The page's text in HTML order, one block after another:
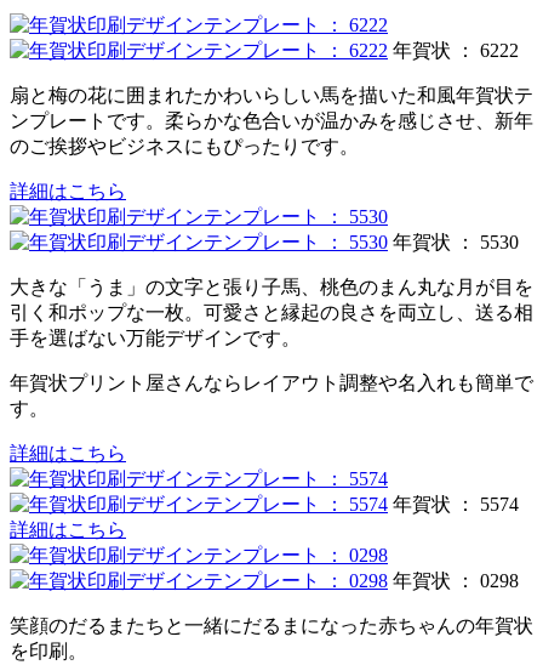
年賀状 ： 6222
扇と梅の花に囲まれたかわいらしい馬を描いた和風年賀状テ
ンプレートです。柔らかな色合いが温かみを感じさせ、新年
のご挨拶やビジネスにもぴったりです。
詳細はこちら
年賀状 ： 5530
大きな「うま」の文字と張り子馬、桃色のまん丸な月が目を
引く和ポップな一枚。可愛さと縁起の良さを両立し、送る相
手を選ばない万能デザインです。
年賀状プリント屋さんならレイアウト調整や名入れも簡単で
す。
詳細はこちら
年賀状 ： 5574
詳細はこちら
年賀状 ： 0298
笑顔のだるまたちと一緒にだるまになった赤ちゃんの年賀状
を印刷。